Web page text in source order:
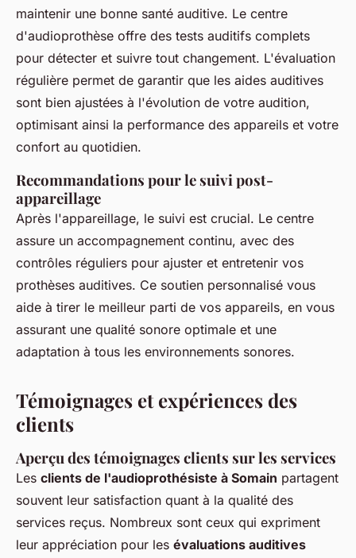
maintenir une bonne santé auditive. Le centre
d'audioprothèse offre des tests auditifs complets
pour détecter et suivre tout changement. L'évaluation
régulière permet de garantir que les aides auditives
sont bien ajustées à l'évolution de votre audition,
optimisant ainsi la performance des appareils et votre
confort au quotidien.
Recommandations pour le suivi post-
appareillage
Après l'appareillage, le suivi est crucial. Le centre
assure un accompagnement continu, avec des
contrôles réguliers pour ajuster et entretenir vos
prothèses auditives. Ce soutien personnalisé vous
aide à tirer le meilleur parti de vos appareils, en vous
assurant une qualité sonore optimale et une
adaptation à tous les environnements sonores.
Témoignages et expériences des
clients
Aperçu des témoignages clients sur les services
Les clients de l'audioprothésiste à Somain partagent
souvent leur satisfaction quant à la qualité des
services reçus. Nombreux sont ceux qui expriment
leur appréciation pour les évaluations auditives